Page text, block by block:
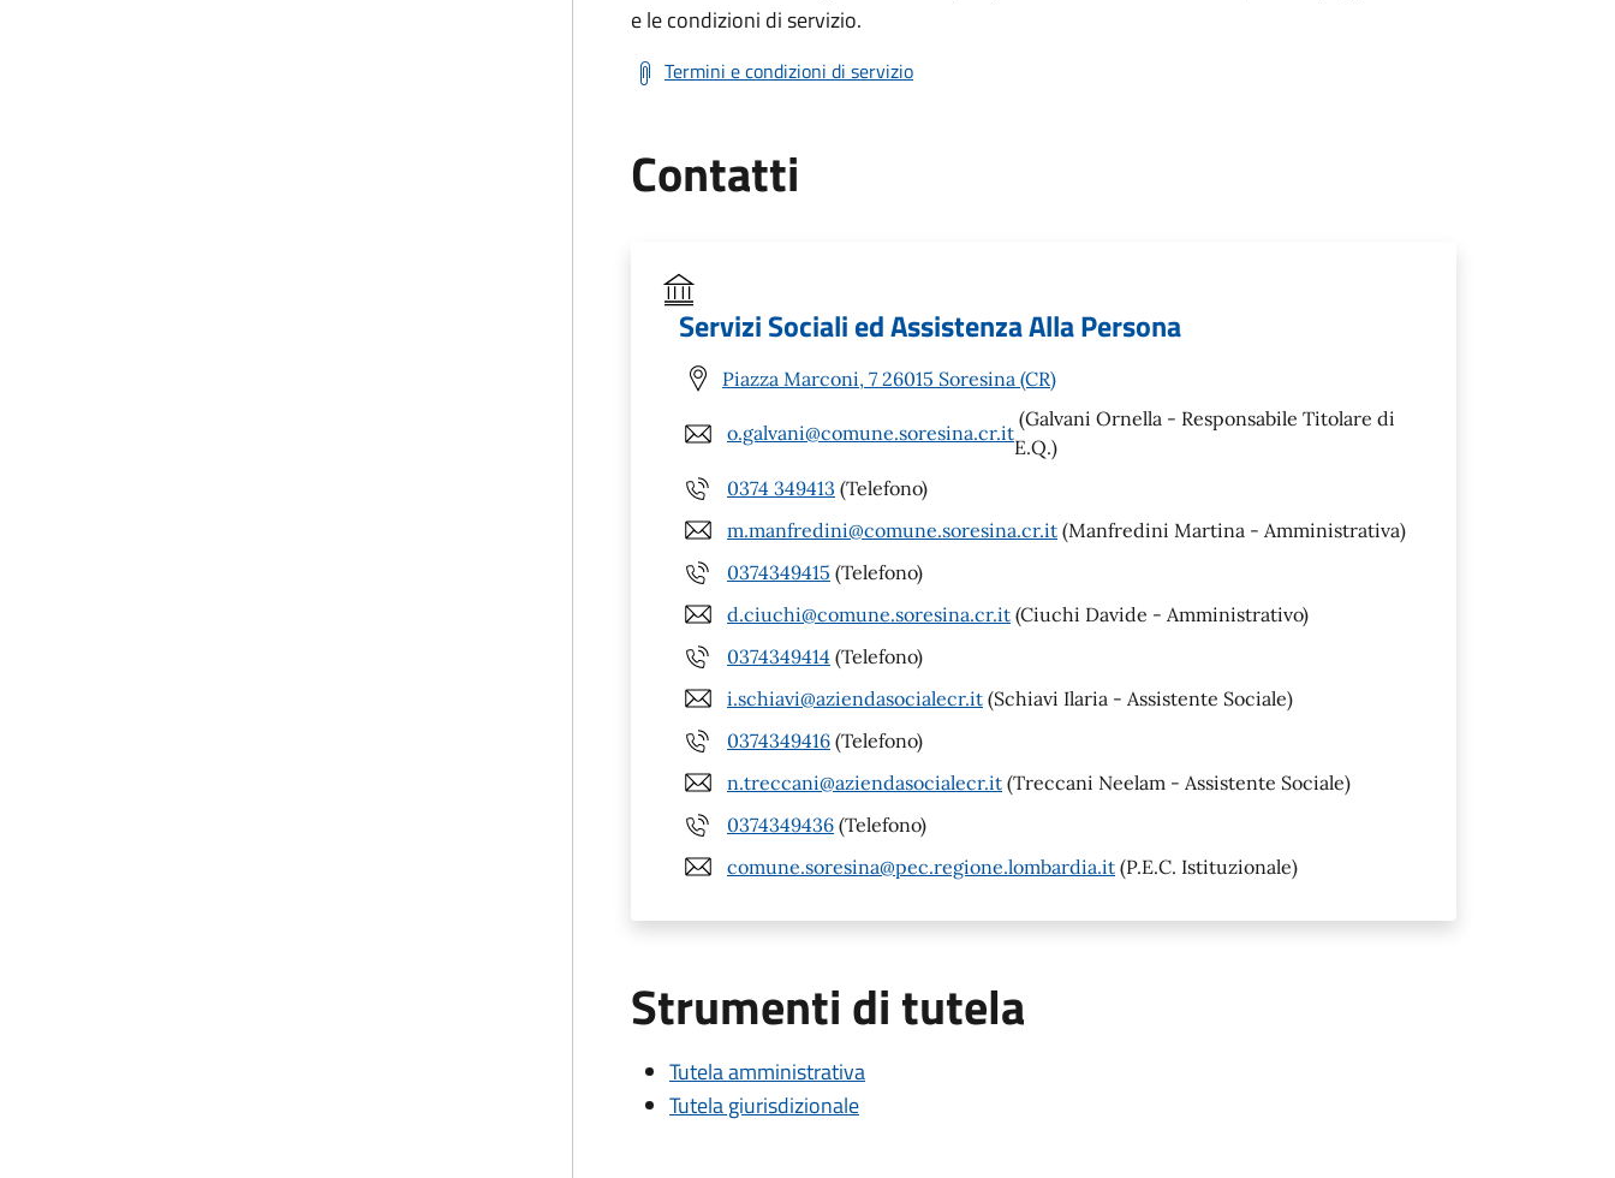
e le condizioni di servizio.
Termini e condizioni di servizio
Contatti
Servizi Sociali ed Assistenza Alla Persona
Piazza Marconi, 7 26015 Soresina (CR)
o.galvani@comune.soresina.cr.it
(Galvani Ornella - Responsabile Titolare di
E.Q.)
0374 349413 (Telefono)
m.manfredini@comune.soresina.cr.it (Manfredini Martina - Amministrativa)
0374349415 (Telefono)
d.ciuchi@comune.soresina.cr.it (Ciuchi Davide - Amministrativo)
0374349414 (Telefono)
i.schiavi@aziendasocialecr.it (Schiavi Ilaria - Assistente Sociale)
0374349416 (Telefono)
n.treccani@aziendasocialecr.it (Treccani Neelam - Assistente Sociale)
0374349436 (Telefono)
comune.soresina@pec.regione.lombardia.it (P.E.C. Istituzionale)
Strumenti di tutela
Tutela amministrativa
Tutela giurisdizionale